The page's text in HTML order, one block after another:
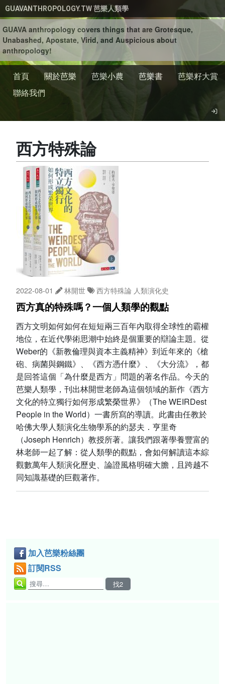
移至主內容
GUAVANTHROPOLOGY.TW 芭樂人類學
GUAVA anthropology covers things that are Grotesque,
Unabashed, Apostate, Virid, and Auspicious about
anthropology!
首頁 關於芭樂 芭樂小農 芭樂書
芭樂籽大賞
聯絡我們
西方特殊論
2022-08-01 林開世 西方特殊論 人類演化史
西方真的特殊嗎？一個人類學的觀點
西方文明如何如何在短短兩三百年內取得全球性的霸權
地位，在近代學術思潮中始終是個重要的辯論主題。從
Weber的《新教倫理與資本主義精神》到近年來的《槍
砲、病菌與鋼鐵》、《西方憑什麼》、《大分流》，都
是回答這個「為什麼是西方」問題的著名作品。今天的
芭樂人類學，刊出林開世老師為這個領域的新作《西方
文化的特立獨行如何形成繁榮世界》（The WEIRDest
People in the World）一書所寫的導讀。此書由任教於
哈佛大學人類演化生物學系的約瑟夫．亨里奇
（Joseph Henrich）教授所著。讓我們跟著學養豐富的
林老師一起了解：從人類學的觀點，會如何解讀這本綜
觀數萬年人類演化歷史、論證風格明確大膽，且跨越不
同知識基礎的巨觀著作。
加入芭樂粉絲團
訂閱RSS